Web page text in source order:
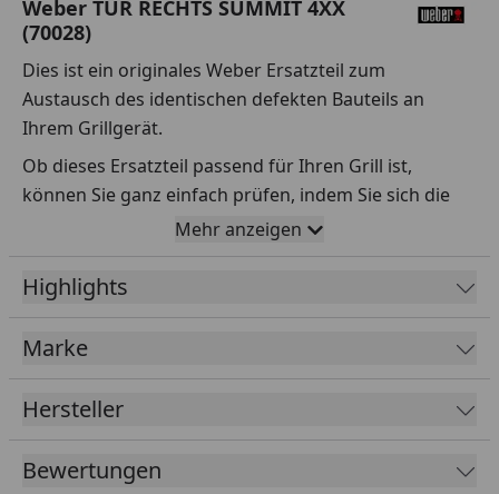
Weber TÜR RECHTS SUMMIT 4XX
(70028)
Dies ist ein originales Weber Ersatzteil zum
Austausch des identischen defekten Bauteils an
Ihrem Grillgerät.
Ob dieses Ersatzteil passend für Ihren Grill ist,
können Sie ganz einfach prüfen, indem Sie sich die
Explosionszeichnung Ihres Grills anschauen und dort
das betreffende Teil heraussuchen.
Über die Seriennummer Ihres Grillgeräts kommen Sie
ganz einfach zur passenden Explosionszeichnung.
Geben Sie dafür die Seriennummer
Sollte Ihnen nicht bekannt sein, wo Sie die
Seriennummer finden, klicken Sie bitteHIER.
Mehr anzeigen
Highlights
Marke
Hersteller
Bewertungen